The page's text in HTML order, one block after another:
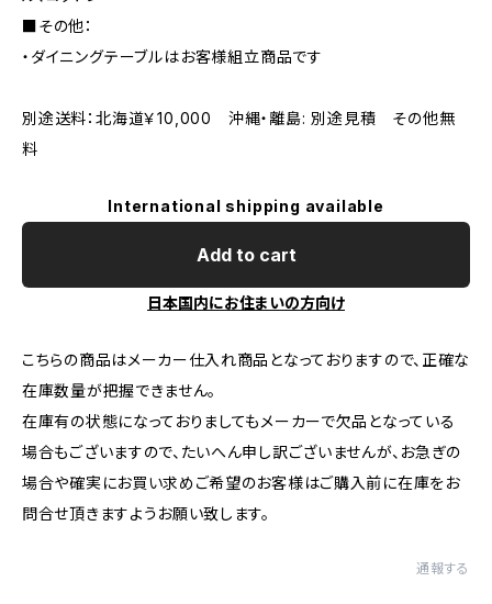
■その他：
・ダイニングテーブルはお客様組立商品です
別途送料：北海道￥10,000 沖縄・離島: 別途見積 その他無
料
International shipping available
Add to cart
日本国内にお住まいの方向け
こちらの商品はメーカー仕入れ商品となっておりますので、正確な
在庫数量が把握できません。
在庫有の状態になっておりましてもメーカーで欠品となっている
場合もございますので、たいへん申し訳ございませんが、お急ぎの
場合や確実にお買い求めご希望のお客様はご購入前に在庫をお
問合せ頂きますようお願い致します。
通報する